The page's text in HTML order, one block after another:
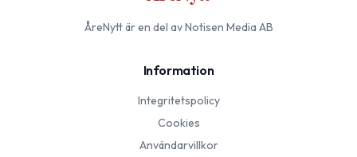
ÅreNyttär en del av Notisen Media AB
Information
Integritetspolicy
Cookies
Användarvillkor